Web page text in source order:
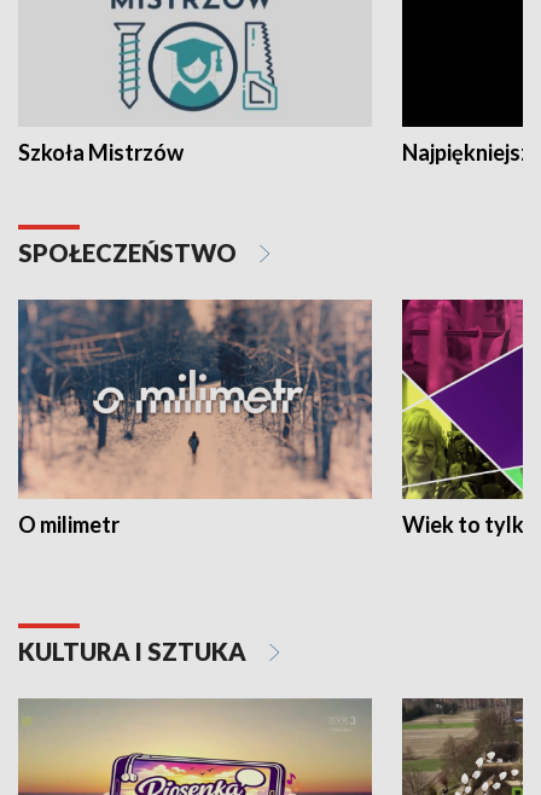
Szkoła Mistrzów
SPOŁECZEŃSTWO
O milimetr Wiek to tylko
KULTURA I SZTUKA